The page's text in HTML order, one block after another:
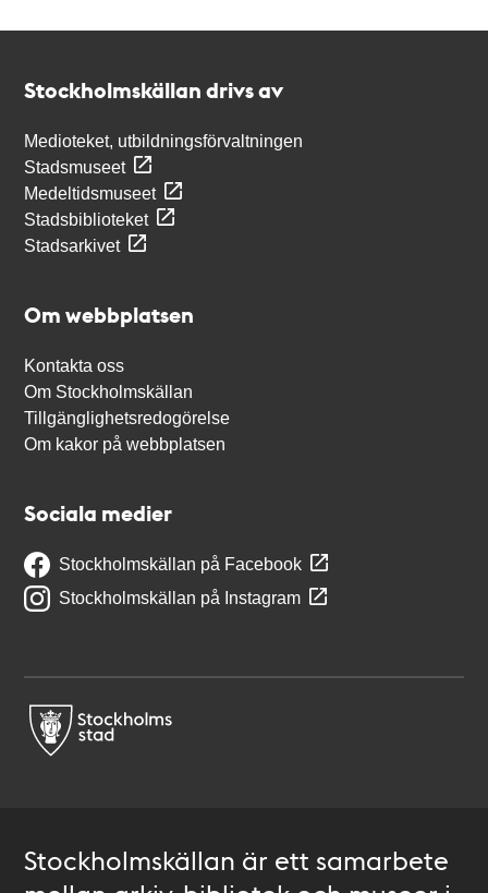
Stockholmskällan drivs av
Medioteket, utbildningsförvaltningen
Stadsmuseet
Medeltidsmuseet
Stadsbiblioteket
Stadsarkivet
Om webbplatsen
Kontakta oss
Om Stockholmskällan
Tillgänglighetsredogörelse
Om kakor på webbplatsen
Sociala medier
Stockholmskällan på Facebook
Stockholmskällan på Instagram
Stockholmskällan är ett samarbete